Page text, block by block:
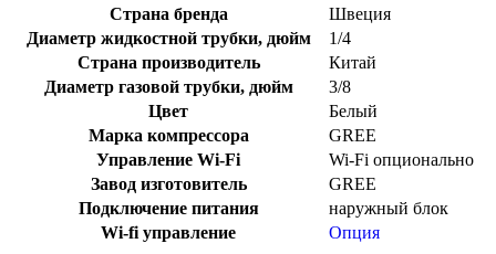
Страна бренда
Швеция
Диаметр жидкостной трубки, дюйм
1/4
Страна производитель
Китай
Диаметр газовой трубки, дюйм
3/8
Цвет
Белый
Марка компрессора
GREE
Управление Wi-Fi
Wi-Fi опционально
Завод изготовитель
GREE
Подключение питания
наружный блок
Wi-fi управление
Опция